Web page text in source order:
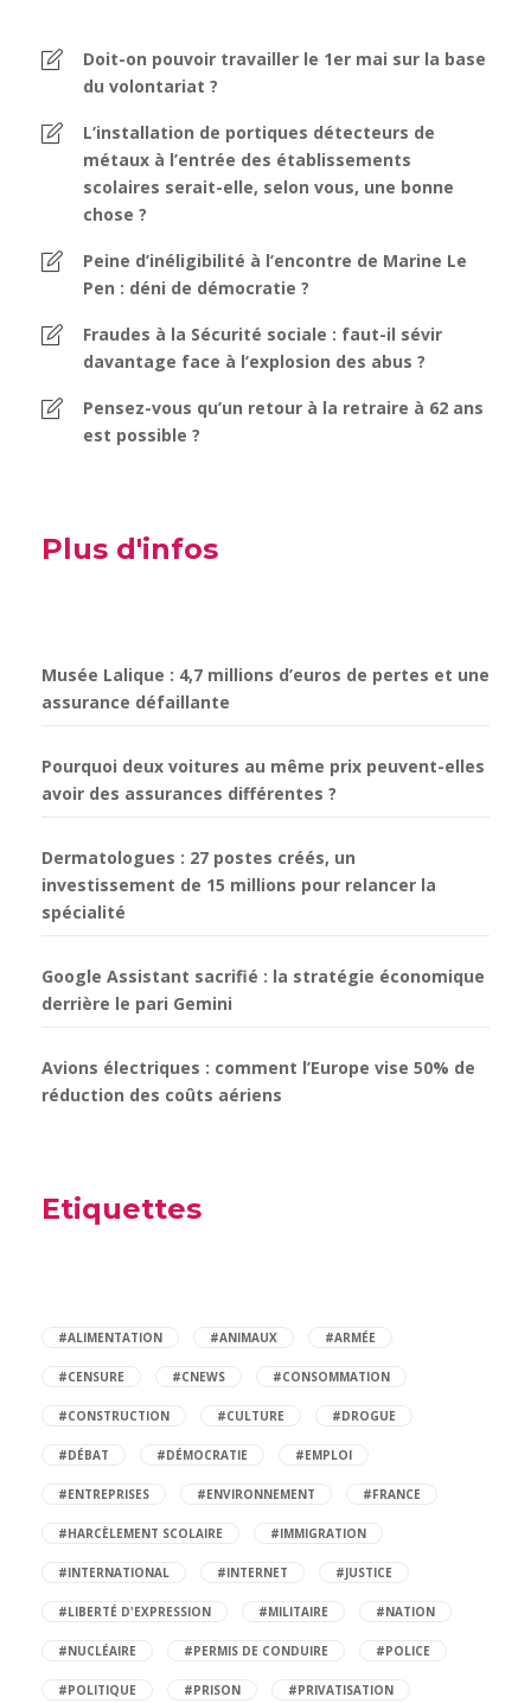
Doit-on pouvoir travailler le 1er mai sur la base
du volontariat ?
L’installation de portiques détecteurs de
métaux à l’entrée des établissements
scolaires serait-elle, selon vous, une bonne
chose ?
Peine d’inéligibilité à l’encontre de Marine Le
Pen : déni de démocratie ?
Fraudes à la Sécurité sociale : faut-il sévir
davantage face à l’explosion des abus ?
Pensez-vous qu’un retour à la retraire à 62 ans
est possible ?
Plus d'infos
Musée Lalique : 4,7 millions d’euros de pertes et une
assurance défaillante
Pourquoi deux voitures au même prix peuvent-elles
avoir des assurances différentes ?
Dermatologues : 27 postes créés, un
investissement de 15 millions pour relancer la
spécialité
Google Assistant sacrifié : la stratégie économique
derrière le pari Gemini
Avions électriques : comment l’Europe vise 50% de
réduction des coûts aériens
Etiquettes
#ALIMENTATION #ANIMAUX #ARMÉE
#CENSURE #CNEWS #CONSOMMATION
#CONSTRUCTION #CULTURE #DROGUE
#DÉBAT #DÉMOCRATIE #EMPLOI
#ENTREPRISES #ENVIRONNEMENT #FRANCE
#HARCÈLEMENT SCOLAIRE #IMMIGRATION
#INTERNATIONAL #INTERNET #JUSTICE
#LIBERTÉ D'EXPRESSION #MILITAIRE #NATION
#NUCLÉAIRE #PERMIS DE CONDUIRE #POLICE
#POLITIQUE #PRISON #PRIVATISATION